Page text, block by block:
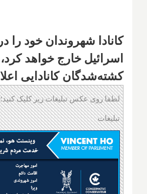
کانادا شهروندان خود را
اسرائیل خارج خواهد
کشته‌شدگان کانادایی
لطفا روی عکس تبلیغات زیر کلیک
تبلیغات